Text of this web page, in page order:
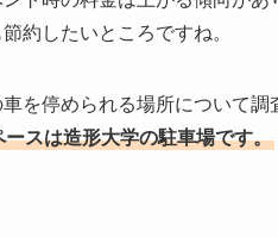
約したいところですね。
を停められる場所について調
スは造形大学の駐車場です。